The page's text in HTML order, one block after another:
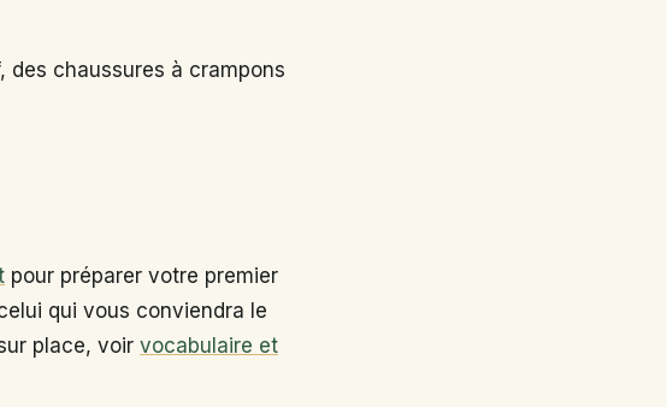
des chaussures à crampons
pour préparer votre premier
qui vous conviendra le
place, voir vocabulaire et